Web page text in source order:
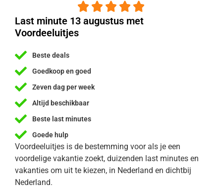
    
Last minute 13 augustus met
Voordeeluitjes
Beste deals
Goedkoop en goed
Zeven dag per week
Altijd beschikbaar
Beste last minutes
Goede hulp
Voordeeluitjes is de bestemming voor als je een
voordelige vakantie zoekt, duizenden last minutes en
vakanties om uit te kiezen, in Nederland en dichtbij
Nederland.